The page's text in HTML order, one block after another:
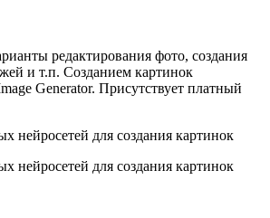
редактирования фото, создания
и т.п. Созданием картинок
Generator. Присутствует платный